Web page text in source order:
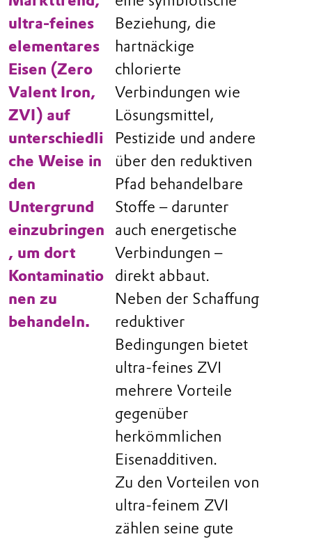
ultra-feines
elementares
Eisen (Zero
Valent Iron,
ZVI) auf
unterschiedli
che Weise in
den
Untergrund
einzubringen
, um dort
Kontaminatio
nen zu
behandeln.
Beziehung, die
hartnäckige
chlorierte
Verbindungen wie
Lösungsmittel,
Pestizide und andere
über den reduktiven
Pfad behandelbare
Stoffe – darunter
auch energetische
Verbindungen –
direkt abbaut.
Neben der Schaffung
reduktiver
Bedingungen bietet
ultra-feines ZVI
mehrere Vorteile
gegenüber
herkömmlichen
Eisenadditiven.
Zu den Vorteilen von
ultra-feinem ZVI
zählen seine gute